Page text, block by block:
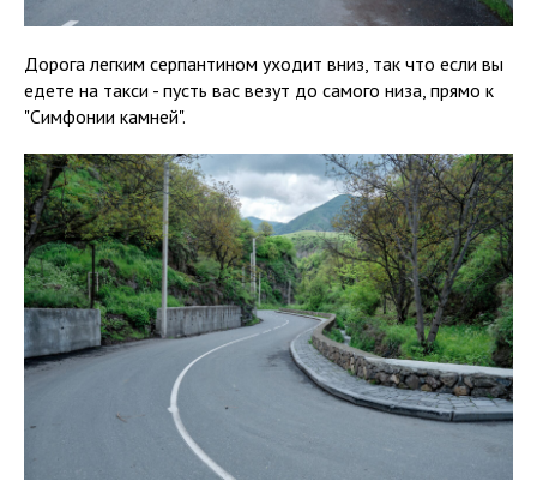
Дорога легким серпантином уходит вниз, так что если вы
едете на такси - пусть вас везут до самого низа, прямо к
"Симфонии камней".